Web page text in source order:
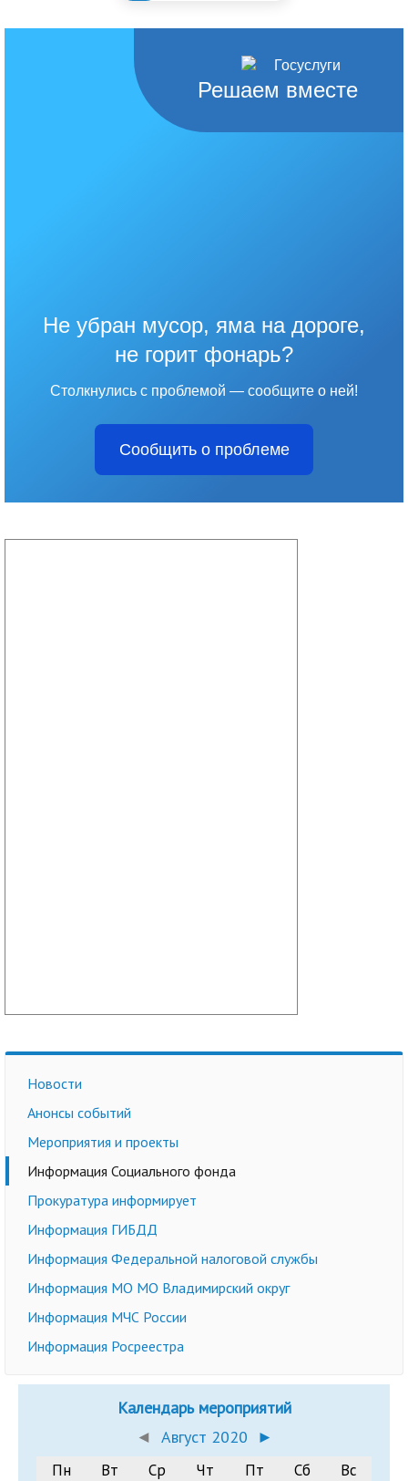
Решаем вместе
Не убран мусор, яма на дороге,
не горит фонарь?
Столкнулись с проблемой — сообщите о ней!
Сообщить о проблеме
Новости
Анонсы событий
Мероприятия и проекты
Информация Социального фонда
Прокуратура информирует
Информация ГИБДД
Информация Федеральной налоговой службы
Информация МО МО Владимирский округ
Информация МЧС России
Информация Росреестра
Календарь мероприятий
◄ Август 2020 ►
Пн Вт Ср Чт Пт Сб Вс